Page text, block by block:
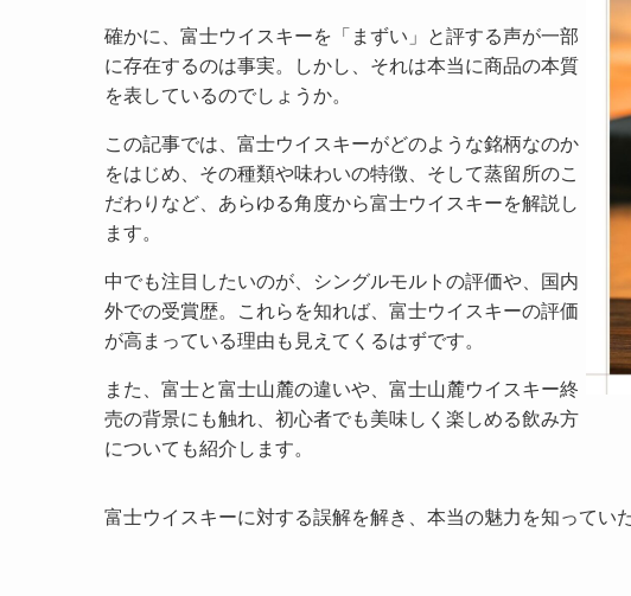
確かに、富士ウイスキーを「まずい」と評する声が一部
に存在するのは事実。しかし、それは本当に商品の本質
を表しているのでしょうか。
この記事では、富士ウイスキーがどのような銘柄なのか
をはじめ、その種類や味わいの特徴、そして蒸留所のこ
だわりなど、あらゆる角度から富士ウイスキーを解説し
ます。
中でも注目したいのが、シングルモルトの評価や、国内
外での受賞歴。これらを知れば、富士ウイスキーの評価
が高まっている理由も見えてくるはずです。
また、富士と富士山麓の違いや、富士山麓ウイスキー終
売の背景にも触れ、初心者でも美味しく楽しめる飲み方
についても紹介します。
富士ウイスキーに対する誤解を解き、本当の魅力を知ってい